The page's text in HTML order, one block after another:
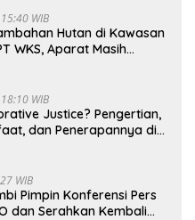
WIB
Hutan di Kawasan
WKS, Aparat Masih
WIB
Justice? Pengertian,
dan Penerapannya di
WIB
Pimpin Konferensi Pers
dan Serahkan Kembali